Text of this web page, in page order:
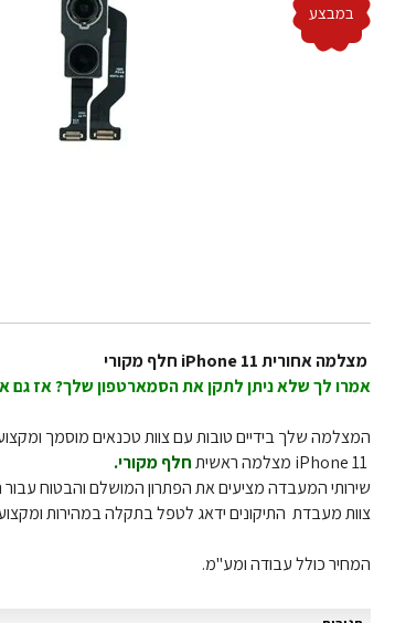
במבצע
מצלמה אחוריתiPhone 11 חלף מקורי
אמרו לך שלא ניתן לתקן את הסמארטפון שלך? אז גם
המצלמה שלך בידיים טובות עם צוות טכנאים מוסמך
מצלמה ראשיתחלף מקורי.
שירותי המעבדה מציעים את הפתרון המושלם והבטוח עבור
צוות מעבדת התיקונים ידאג לטפל בתקלה במהירות
המחיר כולל עבודה ומע"מ.